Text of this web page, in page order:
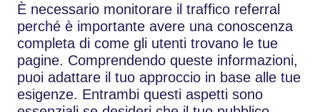
È necessario monitorare il traffico referral
perché è importante avere una conoscenza
completa di come gli utenti trovano le tue
pagine. Comprendendo queste informazioni,
puoi adattare il tuo approccio in base alle tue
esigenze. Entrambi questi aspetti sono